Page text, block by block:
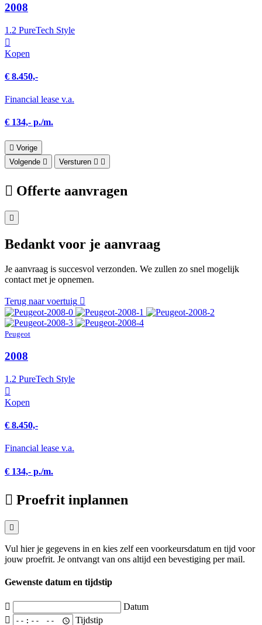
2008
1.2 PureTech Style
Kopen
€ 8.450,-
Financial lease v.a.
€ 134,- p./m.
Vorige
Volgende
Versturen
Offerte aanvragen
Bedankt voor je aanvraag
Je aanvraag is succesvol verzonden. We zullen zo snel mogelijk
contact met je opnemen.
Terug naar voertuig
Peugeot
2008
1.2 PureTech Style
Kopen
€ 8.450,-
Financial lease v.a.
€ 134,- p./m.
Proefrit inplannen
Vul hier je gegevens in en kies zelf een voorkeursdatum en tijd voor
jouw proefrit. Je ontvangt van ons altijd een bevestiging per mail.
Gewenste datum en tijdstip
Datum
Tijdstip